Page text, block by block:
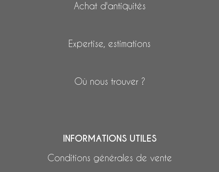
Achat d'antiquités
Expertise, estimations
Où nous trouver ?
INFORMATIONS UTILES
Conditions générales de vente